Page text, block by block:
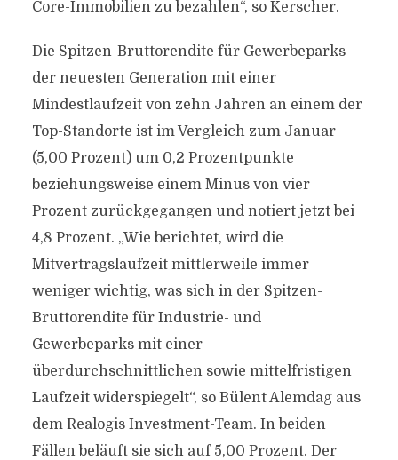
Core-Immobilien zu bezahlen“, so Kerscher.
Die Spitzen-Bruttorendite für Gewerbeparks
der neuesten Generation mit einer
Mindestlaufzeit von zehn Jahren an einem der
Top-Standorte ist im Vergleich zum Januar
(5,00 Prozent) um 0,2 Prozentpunkte
beziehungsweise einem Minus von vier
Prozent zurückgegangen und notiert jetzt bei
4,8 Prozent. „Wie berichtet, wird die
Mitvertragslaufzeit mittlerweile immer
weniger wichtig, was sich in der Spitzen-
Bruttorendite für Industrie- und
Gewerbeparks mit einer
überdurchschnittlichen sowie mittelfristigen
Laufzeit widerspiegelt“, so Bülent Alemdag aus
dem Realogis Investment-Team. In beiden
Fällen beläuft sie sich auf 5,00 Prozent. Der